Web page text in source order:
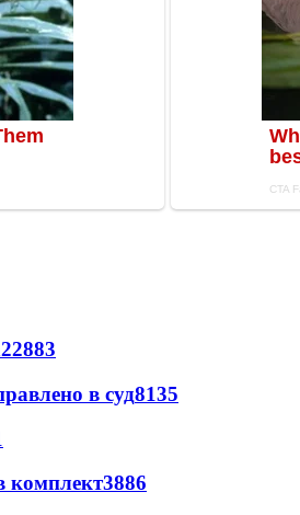
22883
в суд8135
комплект3886